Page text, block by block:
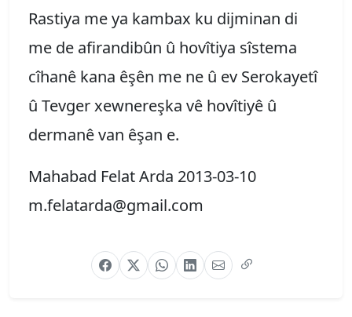
Rastiya me ya kambax ku dijminan di
me de afirandibûn û hovîtiya sîstema
cîhanê kana êşên me ne û ev Serokayetî
û Tevger xewnereşka vê hovîtiyê û
dermanê van êşan e.
Mahabad Felat Arda 2013-03-10
m.felatarda@gmail.com